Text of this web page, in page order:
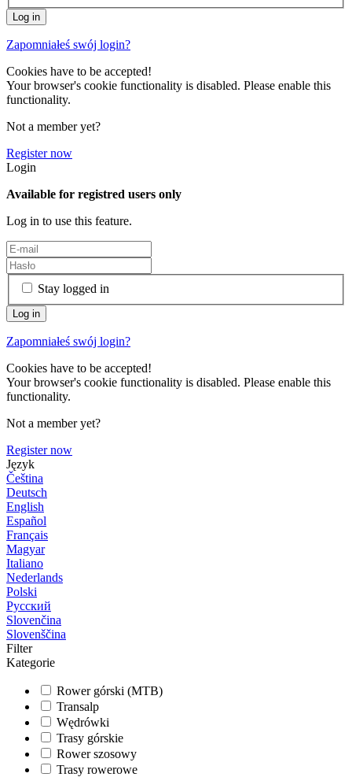
Zapomniałeś swój login?
Cookies have to be accepted!
Your browser's cookie functionality is disabled. Please enable this
functionality.
Not a member yet?
Register now
Login
Available for registred users only
Log in to use this feature.
Stay logged in
Zapomniałeś swój login?
Cookies have to be accepted!
Your browser's cookie functionality is disabled. Please enable this
functionality.
Not a member yet?
Register now
Język
Čeština
Deutsch
English
Español
Français
Magyar
Italiano
Nederlands
Polski
Русский
Slovenčina
Slovenščina
Filter
Kategorie
Rower górski (MTB)
Transalp
Wędrówki
Trasy górskie
Rower szosowy
Trasy rowerowe